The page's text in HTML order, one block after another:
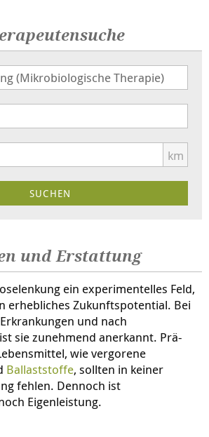
km
und Erstattung
ein experimentelles Feld,
erhebliches Zukunftspotential. Bei
und nach
sie zunehmend anerkannt. Prä-
wie vergorene
Ballaststoffe, sollten in keiner
fehlen. Dennoch ist
Eigenleistung.